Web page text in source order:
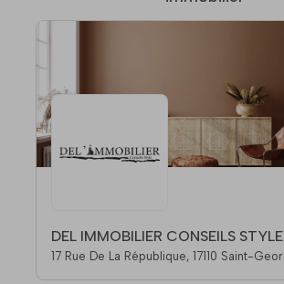
DEL IMMOBILIER CONSEILS STYLE
17 Rue De La République, 17110 Saint-Georges-De-